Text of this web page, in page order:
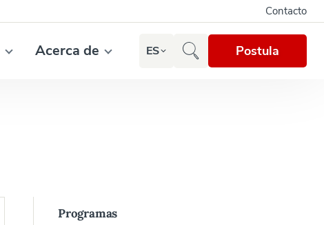
Acerca de ES Postula
Contacto
Programas